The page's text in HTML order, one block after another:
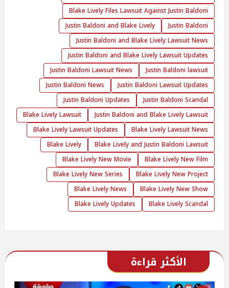
Blake Lively Files Lawsuit Against Justin Baldoni
Justin Baldoni
Justin Baldoni and Blake Lively
Justin Baldoni and Blake Lively Lawsuit News
Justin Baldoni and Blake Lively Lawsuit Updates
Justin Baldoni lawsuit
Justin Baldoni Lawsuit News
Justin Baldoni Lawsuit Updates
Justin Baldoni News
Justin Baldoni Scandal
Justin Baldoni Updates
Justin Baldoni and Blake Lively Lawsuit
Blake Lively Lawsuit
Blake Lively Lawsuit News
Blake Lively Lawsuit Updates
Blake Lively and Justin Baldoni Lawsuit
Blake Lively
Blake Lively New Film
Blake Lively New Movie
Blake Lively New Project
Blake Lively New Series
Blake Lively New Show
Blake Lively News
Blake Lively Scandal
Blake Lively Updates
الأكثر قراءة